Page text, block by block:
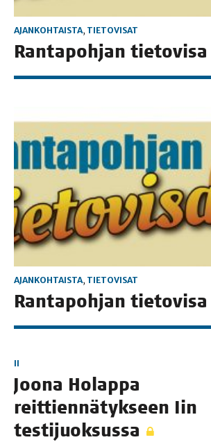
AJANKOHTAISTA, TIETOVISAT
Ran­ta­poh­jan tie­to­vi­sa
AJANKOHTAISTA, TIETOVISAT
Ran­ta­poh­jan tie­to­vi­sa
II
Joo­na Holap­pa
reit­tien­nä­tyk­seen Iin
testijuoksussa